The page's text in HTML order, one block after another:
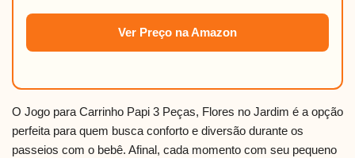
Ver Preço na Amazon
O Jogo para Carrinho Papi 3 Peças, Flores no Jardim é a opção
perfeita para quem busca conforto e diversão durante os
passeios com o bebê. Afinal, cada momento com seu pequeno